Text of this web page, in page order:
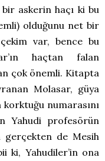
askerin haçı ki bu
olduğunu net bir
çekim var, bence bu
haçtan falan
çok önemli. Kitapta
Molasar, güya
numarasını
Yahudi profesörün
gerçekten de Mesih
ki, Yahudiler’in ona